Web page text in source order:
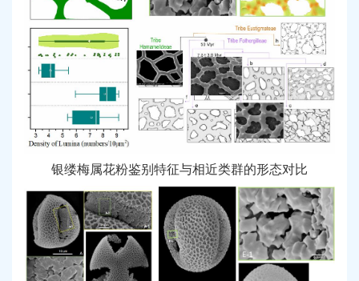
银缕梅属花粉鉴别特征与相近类群的形态对比